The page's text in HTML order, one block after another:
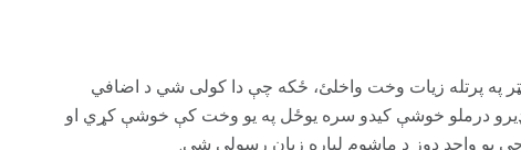
په پرتله زیات وخت واخلئ، ځکه چې دا کولی شي د اضافي
درملو خوشې کیدو سره یوځل په یو وخت کې خوشې کړي او
یو واحد دوز د ماشوم لپاره زیان رسولی شي.